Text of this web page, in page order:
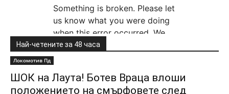
Най-четените за 48 часа
Локомотив Пд
ШОК на Лаута! Ботев Враца влоши
положението на смърфовете след